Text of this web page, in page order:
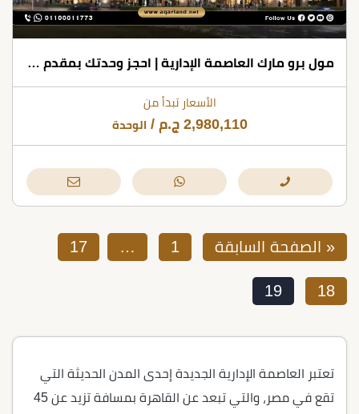
مول برو مارك العاصمة الإدارية | احجز وحدتك بمقدم 10% فقط
الأسعار تبدأ من
2,980,110 ج.م / الوحدة
« الصفحة السابقة 1
…
17
18
19
تعتبر العاصمة الإدارية الجديدة إحدى المدن الحديثة التي
تقع في مصر، والتي تبعد عن القاهرة بمسافة تزيد عن 45